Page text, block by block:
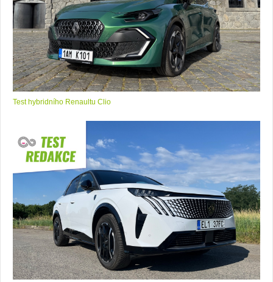
Test hybridního Renaultu Clio